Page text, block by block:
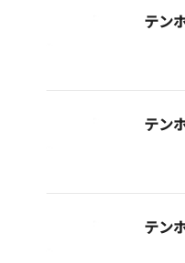
テン
テン
テン